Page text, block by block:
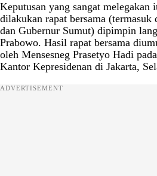
Keputusan yang sangat melegakan
dilakukan rapat bersama
dan Gubernur Sumut) dipimpin
Prabowo. Hasil rapat bersama
oleh Mensesneg Prasetyo Hadi
Kantor Kepresidenan di Jakarta,
ADVERTISEMENT